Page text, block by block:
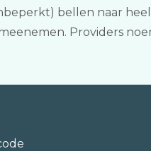
bellen naar
Providers